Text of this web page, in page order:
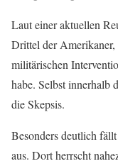
Laut einer aktuellen
Drittel der Amerikaner,
militärischen
habe. Selbst innerhalb
die Skepsis.
Besonders deutlich
aus. Dort herrscht